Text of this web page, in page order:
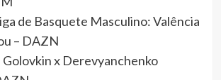
de Basquete Masculino: Valência
– DAZN
Golovkin x Derevyanchenko